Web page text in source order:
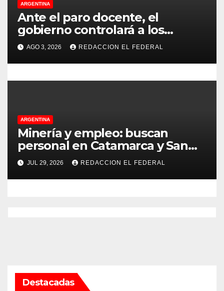
a
s
ARGENTINA
Ante el paro docente, el
gobierno controlará a los
colegios para que cumplan el
75% de cobertura presencial
AGO 3, 2026 REDACCION EL FEDERAL
ARGENTINA
Minería y empleo: buscan
personal en Catamarca y San
Juan para distintos puestos
JUL 29, 2026 REDACCION EL FEDERAL
Destacadas